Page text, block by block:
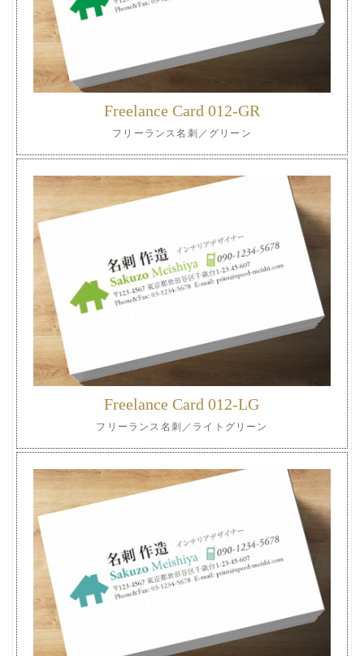
Freelance Card 012-GR
フリーランス名刺／グリーン
Freelance Card 012-LG
フリーランス名刺／ライトグリーン